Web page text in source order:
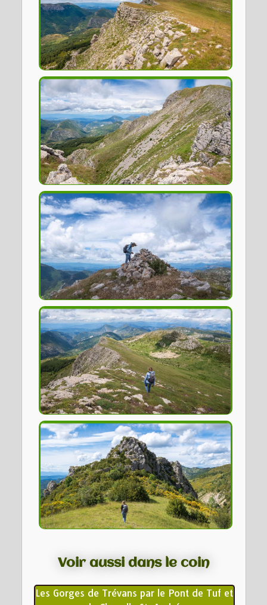
Voir aussi dans le coin
Les Gorges de Trévans par le Pont de Tuf et